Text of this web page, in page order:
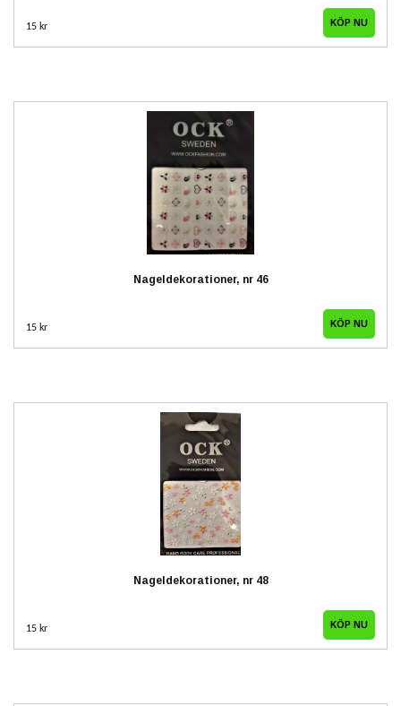
15 kr
Nageldekorationer, nr 46
15 kr
Nageldekorationer, nr 48
15 kr